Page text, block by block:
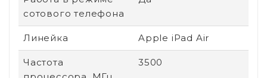
сотового телефона
Линейка Apple iPad Air
Частота
3500